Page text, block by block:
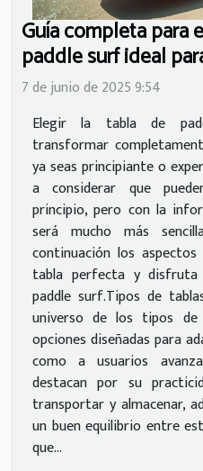
Guía completa para
paddle surf ideal
7 de junio de 2025 9:54
Elegir la tabla de
transformar
ya seas principiante o
a considerar que
principio, pero con la
será mucho más
continuación los
tabla perfecta y
paddle surf.Tipos de
universo de los tipos
opciones diseñadas para
como a usuarios
destacan por su
transportar y almacenar,
un buen equilibrio entre
que...